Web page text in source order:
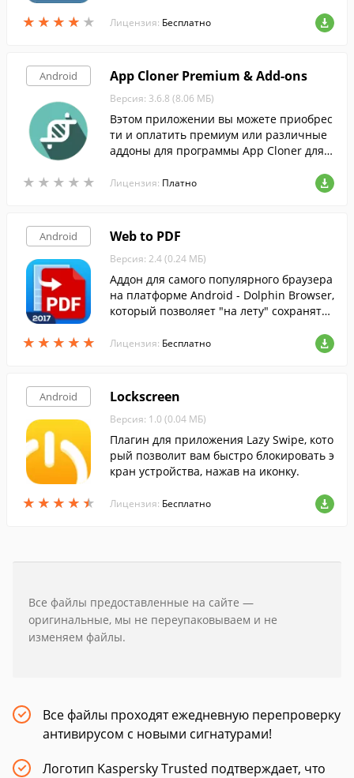
★ ★ ★ ★ ★
★ ★ ★ ★ ★
лился из ваших контактов.
Лицензия: Бесплатно
Android
★ ★ ★ ★ ★
★ ★ ★ ★ ★
App Cloner Premium & Add-ons
Версия: 3.6.8 (8.06 МБ)
Вэтом приложении вы можете приобрес
ти и оплатить премиум или различные
аддоны для программы App Cloner для A
Лицензия: Платно
Android
★ ★ ★ ★ ★
★ ★ ★ ★ ★
Web to PDF
Версия: 2.4 (0.24 МБ)
Аддон для самого популярного браузера
на платформе Android - Dolphin Browser,
который позволяет "на лету" сохранять
Лицензия: Бесплатно
Android
★ ★ ★ ★ ★
★ ★ ★ ★ ★
Lockscreen
Версия: 1.0 (0.04 МБ)
Плагин для приложения Lazy Swipe, кото
рый позволит вам быстро блокировать э
кран устройства, нажав на иконку.
Лицензия: Бесплатно
Все файлы предоставленные на сайте —
оригинальные, мы не переупаковываем и не
изменяем файлы.
Все файлы проходят ежедневную перепроверку
антивирусом с новыми сигнатурами!
Логотип Kaspersky Trusted подтверждает, что